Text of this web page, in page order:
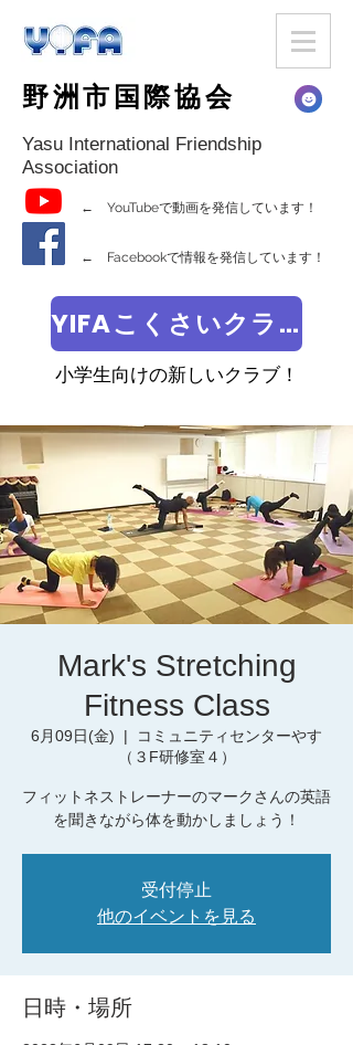
野洲市国際協会
Yasu International Friendship
Association
← YouTubeで動画を発信しています！
← Facebookで情報を発信しています！
YIFAこくさいクラブ
小学生向けの新しいクラブ！
Mark's Stretching
Fitness Class
6月09日(金)
  |
コミュニティセンターやす
（３F研修室４）
フィットネストレーナーのマークさんの英語
を聞きながら体を動かしましょう！
受付停止
他のイベントを見る
日時・場所